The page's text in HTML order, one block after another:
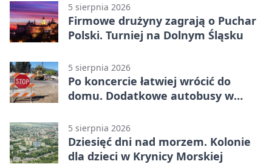
5 sierpnia 2026
Firmowe drużyny zagrają o Puchar
Polski. Turniej na Dolnym Śląsku
5 sierpnia 2026
Po koncercie łatwiej wrócić do
domu. Dodatkowe autobusy w
5 sierpnia 2026
Dziesięć dni nad morzem. Kolonie
dla dzieci w Krynicy Morskiej